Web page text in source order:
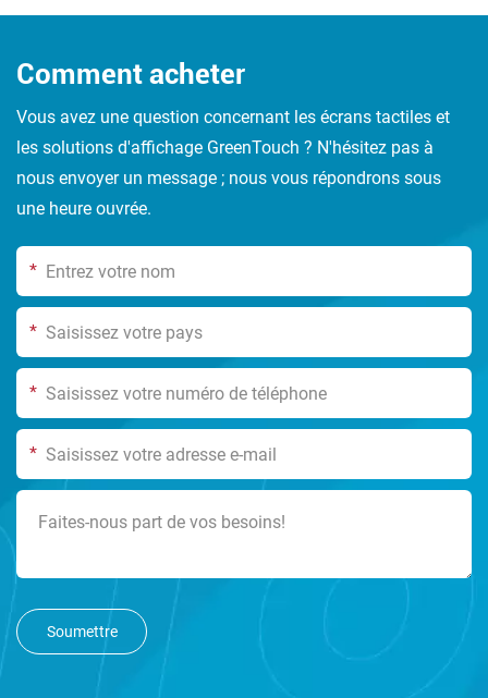
Comment acheter
Vous avez une question concernant les écrans tactiles et
les solutions d'affichage GreenTouch ? N'hésitez pas à
nous envoyer un message ; nous vous répondrons sous
une heure ouvrée.
*
*
*
*
Soumettre